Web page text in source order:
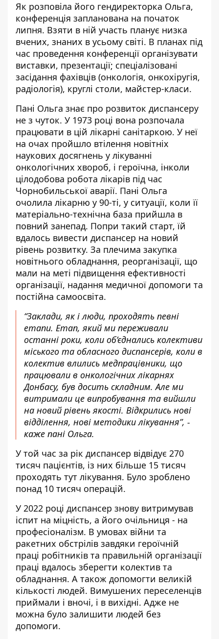
Як розповіла його гендиректорка Ольга,
конференція запланована на початок
липня. Взяти в ній участь планує низка
вчених, знаних в усьому світі. В планах під
час проведення конференції організувати
виставки, презентації; спеціалізовані
засідання фахівців (онкологія, онкохіругія,
радіологія), круглі столи, майстер-класи.
Пані Ольга знає про розвиток диспансеру
не з чуток. У 1973 році вона розпочала
працювати в цій лікарні санітаркою. У неї
на очах пройшло втілення новітніх
наукових досягнень у лікуванні
онкологічних хвороб, і героїчна, інколи
цілодобова робота лікарів під час
Чорнобильської аварії. Пані Ольга
очолила лікарню у 90-ті, у ситуації, коли її
матеріально-технічна база прийшла в
повний занепад. Попри такий старт, їй
вдалось вивести диспансер на новий
рівень розвитку. За плечима закупка
новітнього обладнання, реорганізації, що
мали на меті підвищення ефективності
організації, надання медичної допомоги та
постійна самоосвіта.
“Заклади, як і люди, проходять певні
етапи. Етап, який ми переживали
останні роки, коли об’єднались колективи
міського та обласного диспансерів, коли в
колектив влились медпрацівники, що
працювали в онкологічних лікарнях
Донбасу, був досить складним. Але ми
витримали це випробування та вийшли
на новий рівень якості. Відкрились нові
відділення, нові методики лікування”, -
каже пані Ольга.
У той час за рік диспансер відвідує 270
тисяч пацієнтів, із них більше 15 тисяч
проходять тут лікування. Було зроблено
понад 10 тисяч операцій.
У 2022 році диспансер знову витримував
іспит на міцність, а його очільниця - на
професіоналізм. В умовах війни та
ракетних обстрілів завдяки героїчній
праці робітників та правильній організації
праці вдалось зберегти колектив та
обладнання. А також допомогти великій
кількості людей. Вимушених переселенців
приймали і вночі, і в вихідні. Адже не
можна було залишити людей без
допомоги.